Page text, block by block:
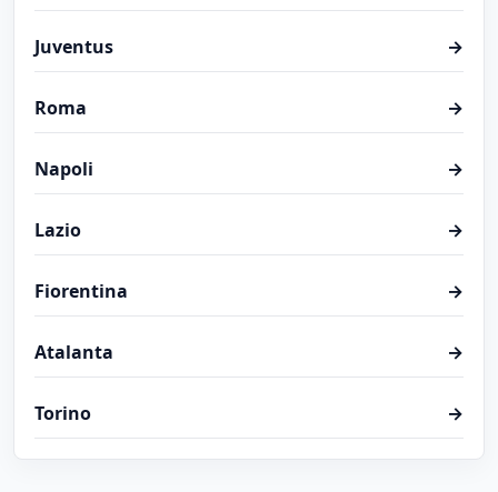
Juventus →
Roma →
Napoli →
Lazio →
Fiorentina →
Atalanta →
Torino →